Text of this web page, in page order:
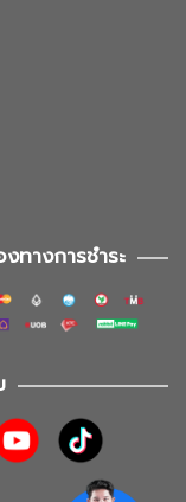
ทางการชำระ